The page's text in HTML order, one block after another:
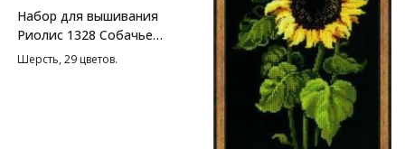
Набор для вышивания
Риолис 1328 Собачье
семейство, 40*30 см
Шерсть, 29 цветов.